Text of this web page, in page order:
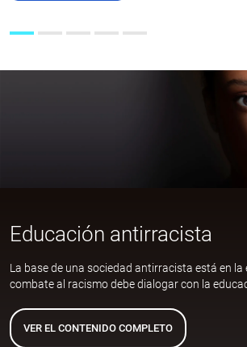
Educación antirracista
La base de una sociedad antirracista está en la
combate al racismo debe dialogar con la
VER EL CONTENIDO COMPLETO